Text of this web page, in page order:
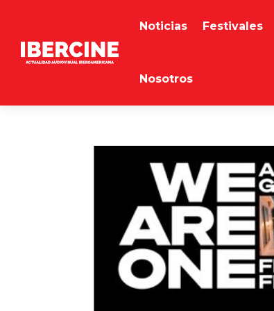
Noticias Festivales
Nosotros